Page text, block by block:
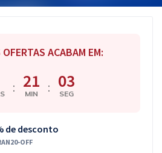
OFERTAS ACABAM EM:
: 21
MIN : 03
SEG
de desconto
OFF